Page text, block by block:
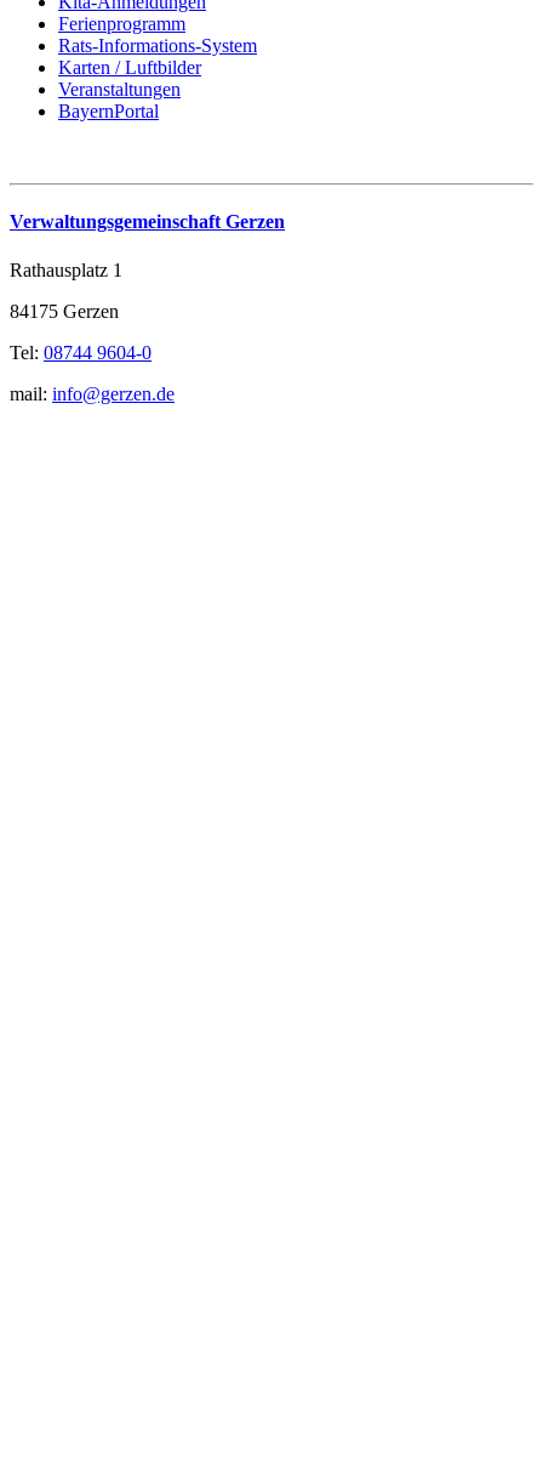
Ferienprogramm
Rats-Informations-System
Karten / Luftbilder
Veranstaltungen
BayernPortal
Verwaltungsgemeinschaft Gerzen
Rathausplatz 1
84175 Gerzen
Tel: 08744 9604-0
mail: info@gerzen.de